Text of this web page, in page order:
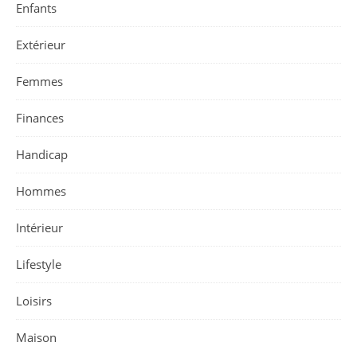
Enfants
Extérieur
Femmes
Finances
Handicap
Hommes
Intérieur
Lifestyle
Loisirs
Maison